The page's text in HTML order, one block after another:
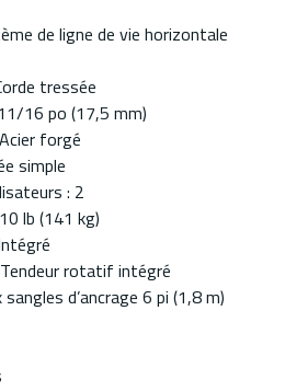
de ligne de vie horizontale
tressée
16 po (17,5 mm)
forgé
simple
: 2
lb (141 kg)
rotatif intégré
d’ancrage 6 pi (1,8 m)